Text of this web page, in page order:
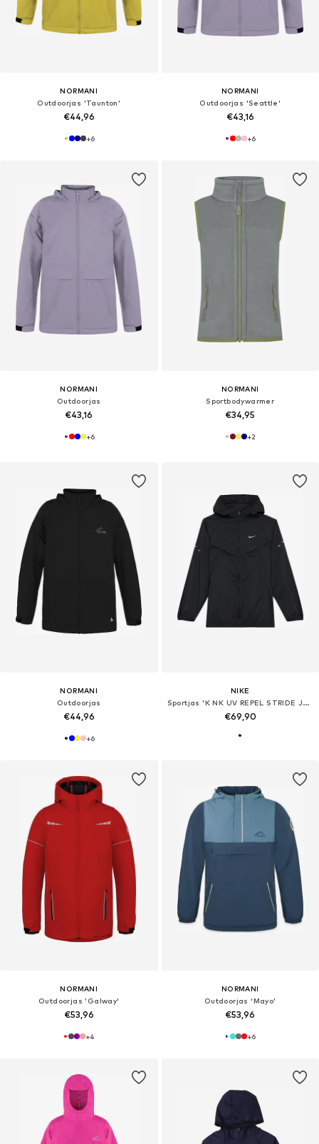
NORMANI
Outdoorjas 'Taunton'
€44,96
+6
NORMANI
Outdoorjas 'Seattle'
€43,16
+6
NORMANI
Outdoorjas
€43,16
+6
NORMANI
Sportbodywarmer
€34,95
+2
NORMANI
Outdoorjas
€44,96
+6
NIKE
Sportjas 'K NK UV REPEL STRIDE JACKET'
€69,90
NORMANI
Outdoorjas 'Galway'
€53,96
+4
NORMANI
Outdoorjas 'Mayo'
€53,96
+6